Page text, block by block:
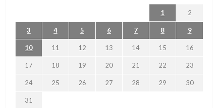
1 2
3 4 5 6 7 8 9
10 11 12 13 14 15 16
17 18 19 20 21 22 23
24 25 26 27 28 29 30
31